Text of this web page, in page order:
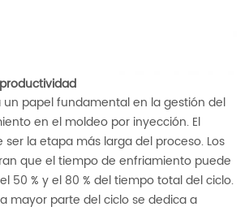
un papel fundamental en la gestión del
en el moldeo por inyección. El
la etapa más larga del proceso. Los
que el tiempo de enfriamiento puede
50 % y el 80 % del tiempo total del ciclo.
mayor parte del ciclo se dedica a